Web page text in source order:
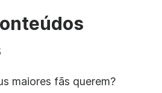
maiores fãs querem?